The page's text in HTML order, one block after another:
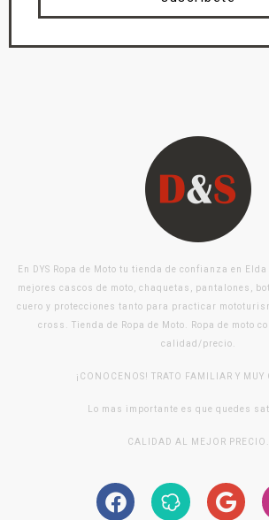
En DYS Ropa de Moto tu tienda de confianza en
mejores cascos de moto, chaquetas, pantalones,
cuero y protecciones tanto para practicar
cross. Tienda de Ropa de Moto. Ropa de moto
calidad/precio.
¡CONOCENOS! TRATO FAMILIAR Y MUY
Lo mas importante es que quedes
CALIDAD AL MEJOR PRECIO.